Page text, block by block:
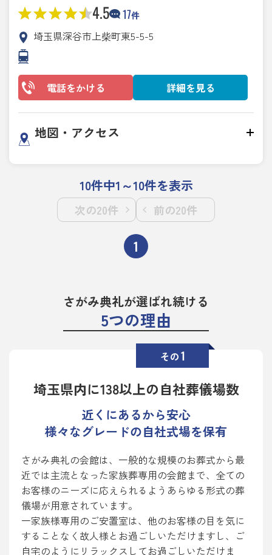
4.5 17件
埼玉県深谷市上柴町東5-5-5
電話をかける 詳細を見る
地図・アクセス
10件中1～10件を表示
前の20件
1
次の20件
さがみ典礼が選ばれ続ける
5つの理由
その1
埼玉県内に138以上の自社葬儀場数
近くにあるから安心
様々なグレードの自社式場を保有
さがみ典礼の会館は、一般的な規模のお葬式から最
近では主流となった家族葬専用の会館まで、全ての
お客様のニーズに応えられるようあらゆる形式の葬
儀場が用意されています。
一家族様専用のご安置室は、他のお客様の目を気に
することなく故人様とお過ごしいただけますし、ご
自宅のようにリラックスしてお過ごしいただけま